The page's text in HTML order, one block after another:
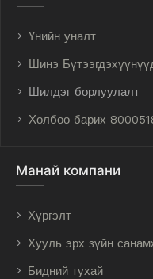
Үнийн уналт
Шинэ
Шилдэг борлуулалт
Холбоо барих
Манай компани
Хүргэлт
Хууль эрх зүйн
Бидний тухай